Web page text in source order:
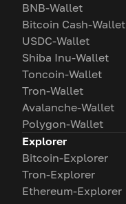
BNB-Wallet
Bitcoin Cash-Wallet
USDC-Wallet
Shiba Inu-Wallet
Toncoin-Wallet
Tron-Wallet
Avalanche-Wallet
Polygon-Wallet
Explorer
Bitcoin-Explorer
Tron-Explorer
Ethereum-Explorer